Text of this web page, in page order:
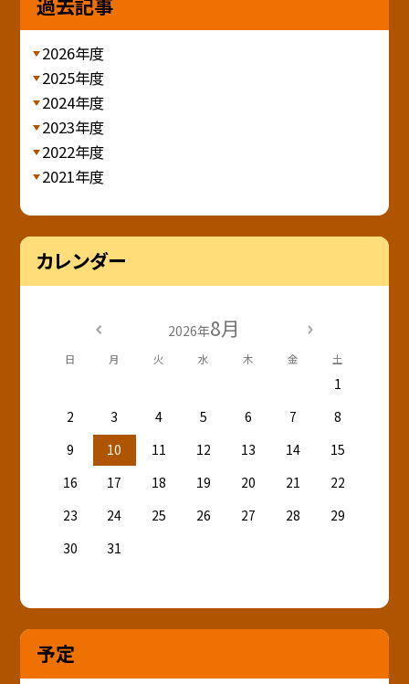
2026年度
2025年度
2024年度
2023年度
2022年度
2021年度
カレンダー
2026年8月
日 月 火 水 木 金 土
1
2
3 4 5 6 7
8
9
10 11 12 13 14
15
16
17 18 19 20 21
22
23
24 25 26 27 28
29
30
31
予定